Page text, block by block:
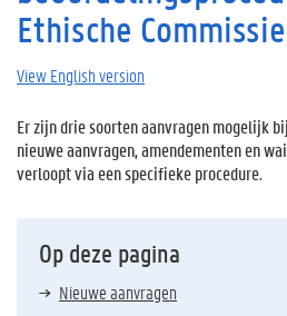
Ethische Commissie
View English version
Er zijn drie soorten aanvragen mogelijk
nieuwe aanvragen, amendementen en
verloopt via een specifieke procedure.
Op deze pagina
Nieuwe aanvragen